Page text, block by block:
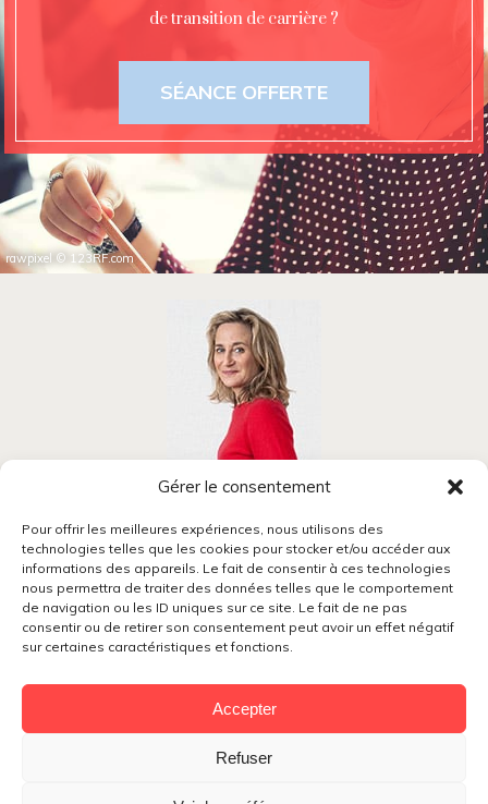
Gérer le consentement
Pour offrir les meilleures expériences, nous utilisons des
technologies telles que les cookies pour stocker et/ou accéder aux
informations des appareils. Le fait de consentir à ces technologies
nous permettra de traiter des données telles que le comportement
de navigation ou les ID uniques sur ce site. Le fait de ne pas
consentir ou de retirer son consentement peut avoir un effet négatif
sur certaines caractéristiques et fonctions.
Accepter
Refuser
de transition de carrière ?
SÉANCE OFFERTE
rawpixel © 123RF.com
Blandine Mansion
Coach professionnelle, formatrice, conférencière.
J’accompagne les femmes
à découvrir la carrière qui les révèle
et construire leur projet professionnel avec
ma méthode :
blandine@bmcoaching.fr
+33 (0)6 58 23 67 16